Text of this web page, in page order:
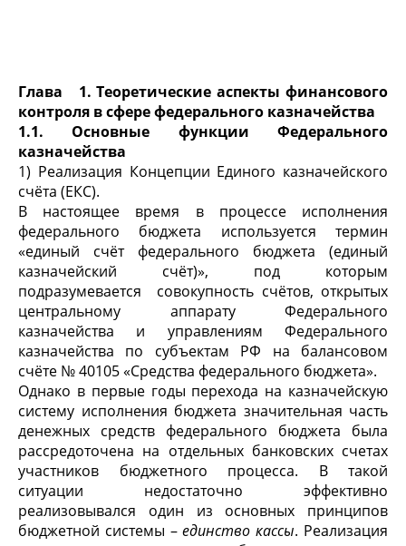
Глава 1. Теоретические аспекты финансового
контроля в сфере федерального казначейства
1.1. Основные функции Федерального
казначейства
1) Реализация Концепции Единого казначейского
счёта (ЕКС).
В настоящее время в процессе исполнения
федерального бюджета используется термин
«единый счёт федерального бюджета (единый
казначейский счёт)», под которым
подразумевается совокупность счётов, открытых
центральному аппарату Федерального
казначейства и управлениям Федерального
казначейства по субъектам РФ на балансовом
счёте № 40105 «Средства федерального бюджета».
Однако в первые годы перехода на казначейскую
систему исполнения бюджета значительная часть
денежных средств федерального бюджета была
рассредоточена на отдельных банковских счетах
участников бюджетного процесса. В такой
ситуации недостаточно эффективно
реализовывался один из основных принципов
бюджетной системы –единство кассы. Реализация